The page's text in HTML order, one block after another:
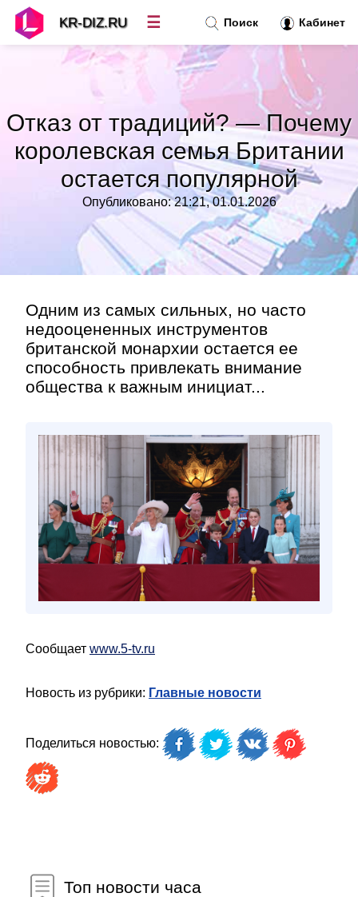
Отказ от традиций? — Почему
королевская семья Британии
остается популярной
Опубликовано: 21:21, 01.01.2026
Одним из самых сильных, но часто
недооцененных инструментов
британской монархии остается ее
способность привлекать внимание
общества к важным инициат...
Сообщает www.5-tv.ru
Новость из рубрики: Главные новости
Поделиться новостью:
Топ новости часа
Поиск Кабинет
KR-DIZ.RU ☰
Топ новостей
Рубрики»
»
Контакт»